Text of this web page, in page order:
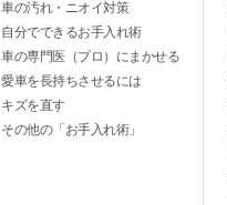
車の汚れ・ニオイ対策
自分でできるお手入れ術
車の専門医（プロ）にまかせる
愛車を長持ちさせるには
キズを直す
その他の「お手入れ術」